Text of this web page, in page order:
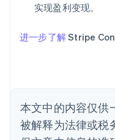
实现盈利变现。
进一步了解Stripe
本文中的内容仅供
被解释为法律或税
巴西
保加利亚
English
丹麦
德国